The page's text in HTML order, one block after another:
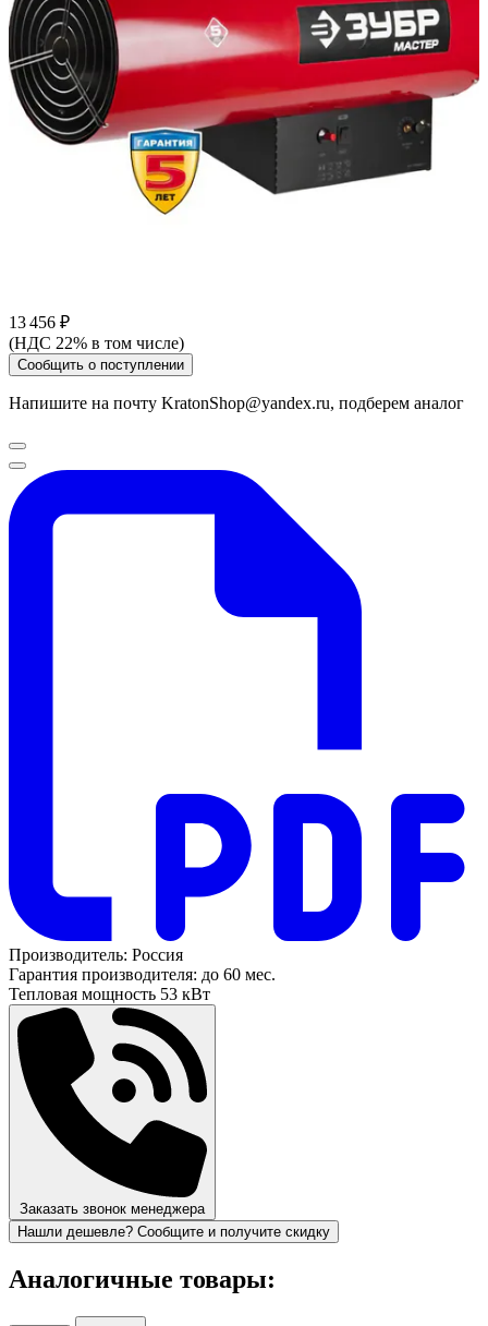
13 456 ₽
(НДС 22% в том числе)
Сообщить о поступлении
Напишите на почту KratonShop@yandex.ru, подберем аналог
Производитель: Россия
Гарантия производителя: до 60 мес.
Тепловая мощность 53 кВт
Заказать звонок менеджера
Нашли дешевле? Сообщите и получите скидку
Аналогичные товары: